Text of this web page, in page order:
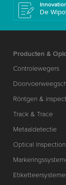
De
Producten &
Controlewegers
Röntgen &
Track & Trace
Metaaldetectie
Optical Inspection